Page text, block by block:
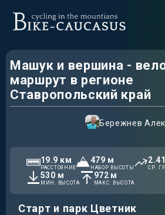
Машук и вершина -
маршрут в регионе
Ставропольский край
Бережнев
19.9 км
РАССТОЯНИЕ
479 м
НАБОР ВЫСОТЫ
2.41
СР.
530 м
МИН. ВЫСОТА
972м
МАКС. ВЫСОТА
Старт и парк Цветник